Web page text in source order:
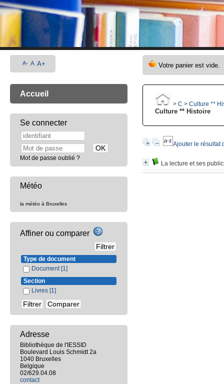
> C > Culture **
Culture ** Histoire
Ajouter le résultat
La lecture et ses
A- A A+
Accueil
Se connecter
Mot de passe oublié ?
Météo
la météo à Bruxelles
Affiner ou comparer
Type de document
Document [1]
Section
Livres [1]
Adresse
Bibliothèque de l'IESSID
Boulevard Louis Schmidt 2a
1040 Bruxelles
Belgique
02/629.04.08
contact